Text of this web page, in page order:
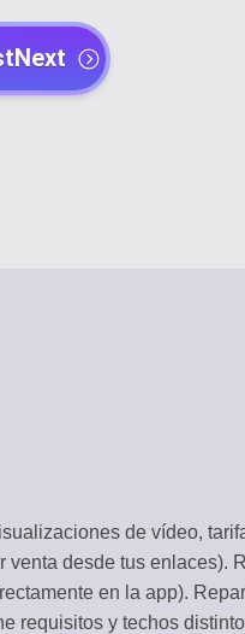
CREADORES DE
Crea contenido atractivo
CURACIÓN DE CONTENIDO
Genera borradores desde feeds
de vídeo,
desde tus enlaces).
en la app).
requisitos y techos